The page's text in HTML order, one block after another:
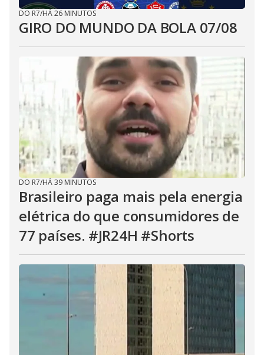
DO R7/HÁ 26 MINUTOS
GIRO DO MUNDO DA BOLA 07/08
DO R7/HÁ 39 MINUTOS
Brasileiro paga mais pela energia
elétrica do que consumidores de
77 países. #JR24H #Shorts